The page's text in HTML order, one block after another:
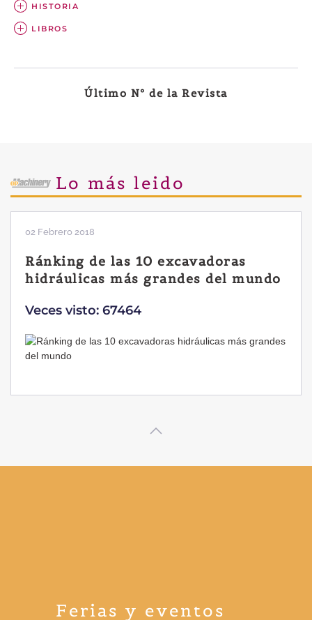
HISTORIA
LIBROS
Último Nº de la Revista
Lo más leido
28 Enero 2019
Las ventajas de la excavadora
Yanmar B7 Sigma-6
Veces visto: 32218
Ferias y eventos